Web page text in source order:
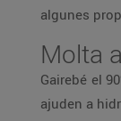
algunes
Molta
Gairebé el
ajuden a